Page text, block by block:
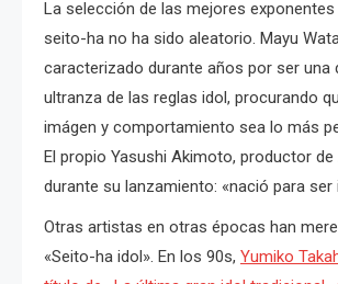
La selección de las mejores
seito-ha no ha sido aleatorio. Mayu
caracterizado durante años por ser una
ultranza de las reglas idol, procurando
imágen y comportamiento sea lo más
El propio Yasushi Akimoto, productor de
durante su lanzamiento: «nació para ser
Otras artistas en otras épocas han
«Seito-ha idol». En los 90s, Yumiko